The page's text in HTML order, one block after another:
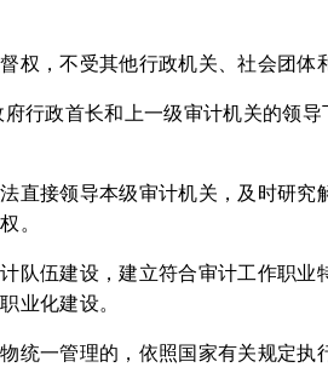
权，不受其他行政机关、社会团体
行政首长和上一级审计机关的领
直接领导本级审计机关，及时研究
。
队伍建设，建立符合审计工作职业
业化建设。
统一管理的，依照国家有关规定执